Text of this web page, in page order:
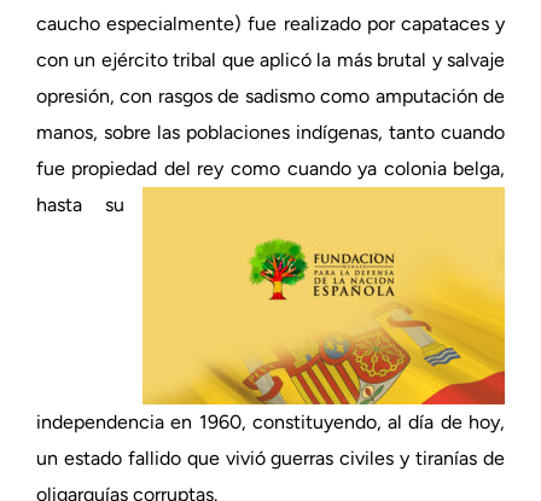
caucho especialmente) fue realizado por capataces y
con un ejército tribal que aplicó la más brutal y salvaje
opresión, con rasgos de sadismo como amputación de
manos, sobre las poblaciones indígenas, tanto cuando
fue propiedad del rey como cuando ya colonia belga,
hasta su
independencia en 1960, constituyendo, al día de hoy,
un estado fallido que vivió guerras civiles y tiranías de
oligarquías corruptas.